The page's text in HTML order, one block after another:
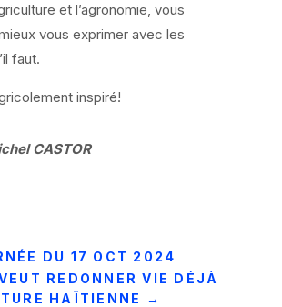
et l’agronomie, vous
vous exprimer avec les
faut.
inspiré!
CASTOR
DU 17 OCT 2024
REDONNER VIE DÉJÀ
HAÏTIENNE
→